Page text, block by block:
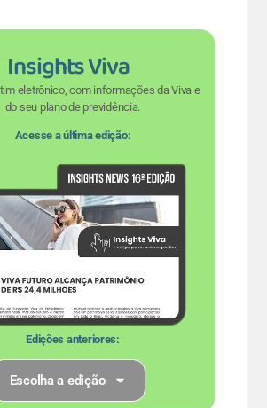
Insights Viva
eletrônico, com informações da Viva e
do seu plano de previdência.
Acesse a última edição:
Edições anteriores:
Escolha a edição